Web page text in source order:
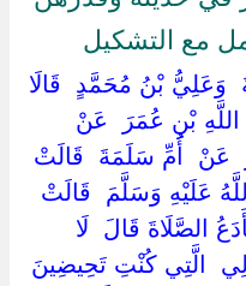
مع التشكيل
‏وَعَلِيُّ بْنُ مُحَمَّدٍ ‏ ‏قَالَا
اللَّهِ بْنِ عُمَرَ ‏ ‏عَنْ
‏عَنْ ‏ ‏أُمِّ سَلَمَةَ ‏ ‏قَالَتْ
عَلَيْهِ وَسَلَّمَ ‏ ‏قَالَتْ
الصَّلَاةَ قَالَ ‏ ‏لَا
‏الَّتِي كُنْتِ تَحِيضِينَ